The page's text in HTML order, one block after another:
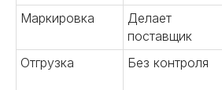
Маркировка
Делает
поставщик
Отгрузка
Без контроля
04